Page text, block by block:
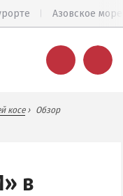
Азовское море
косе Обзор
в